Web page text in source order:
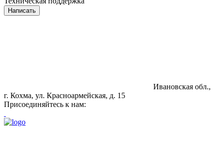
Написать
Ивановская обл.,
г. Кохма, ул. Красноармейская, д. 15
Присоединяйтесь к нам: